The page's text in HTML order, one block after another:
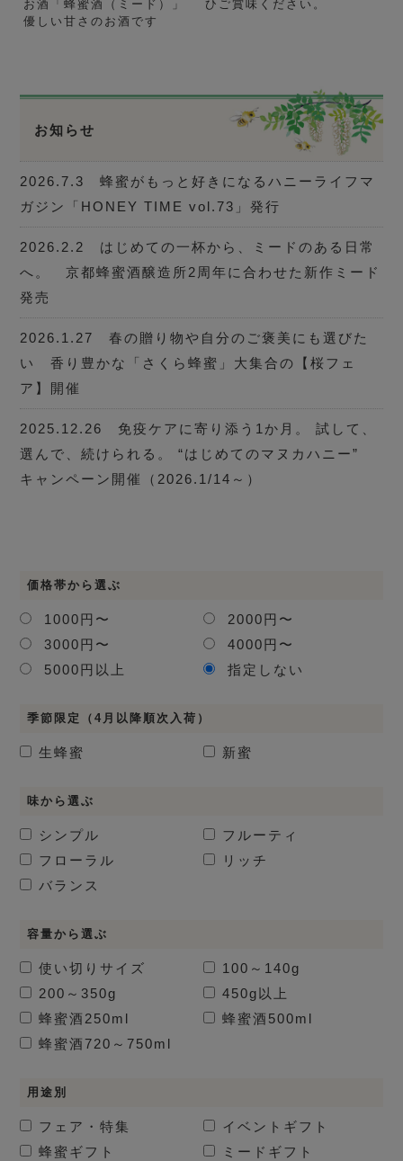
お酒「蜂蜜酒（ミード）」
優しい甘さのお酒です
ひご賞味ください。
お知らせ
2026.7.3 蜂蜜がもっと好きになるハニーライフマ
ガジン「HONEY TIME vol.73」発行
2026.2.2 はじめての一杯から、ミードのある日常
へ。 京都蜂蜜酒醸造所2周年に合わせた新作ミード
発売
2026.1.27 春の贈り物や自分のご褒美にも選びた
い 香り豊かな「さくら蜂蜜」大集合の【桜フェ
ア】開催
2025.12.26 免疫ケアに寄り添う1か月。 試して、
選んで、続けられる。 “はじめてのマヌカハニー”
キャンペーン開催（2026.1/14～）
価格帯から選ぶ
1000円〜
2000円〜
3000円〜
4000円〜
5000円以上
指定しない
季節限定（4月以降順次入荷）
生蜂蜜 新蜜
味から選ぶ
シンプル
フルーティ
フローラル
リッチ
バランス
容量から選ぶ
使い切りサイズ
100～140g
200～350g
450g以上
蜂蜜酒 250ml 蜂蜜酒 500ml
蜂蜜酒720～750ml
用途別
フェア・特集
イベントギフト
蜂蜜ギフト
ミードギフト